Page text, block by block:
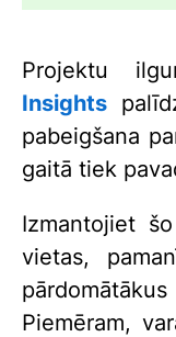
Projektu
Insights
pabeigšana
gaitā tiek
Izmantojiet
vietas,
Piemēram,